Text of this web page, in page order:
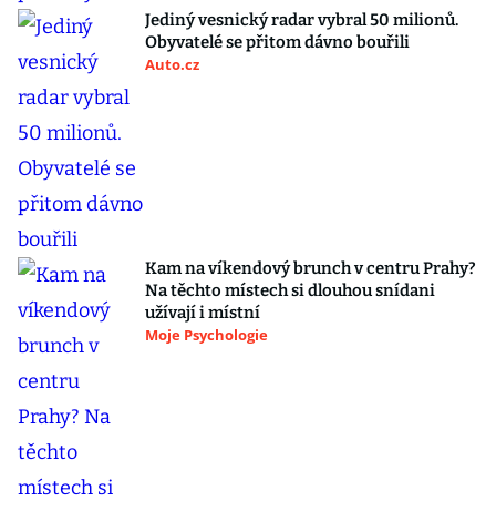
Jediný vesnický radar vybral 50 milionů.
Obyvatelé se přitom dávno bouřili
Auto.cz
Kam na víkendový brunch v centru Prahy?
Na těchto místech si dlouhou snídani
užívají i místní
Moje Psychologie